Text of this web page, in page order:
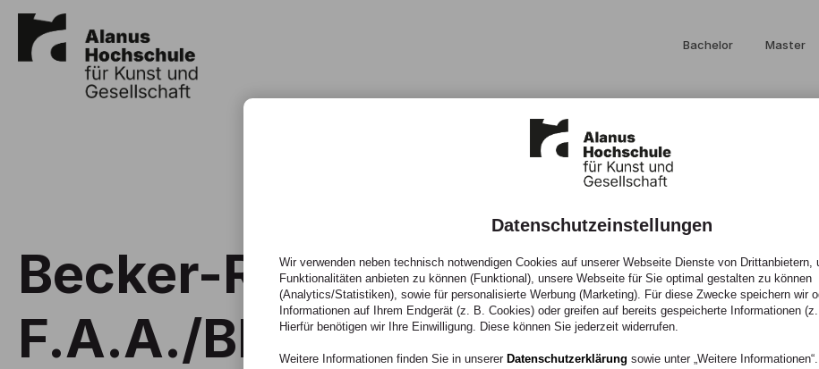
Bachelor Master
Becker-Ritterspach,
F.A.A./Blazejewski, S. (2016)
Datenschutzeinstellungen
Wir verwenden neben technisch notwendigen Cookies auf unserer Webseite Dienste von Drittanbietern,
Funktionalitäten anbieten zu können (Funktional), unsere Webseite für Sie optimal gestalten zu können
(Analytics/Statistiken), sowie für personalisierte Werbung (Marketing). Für diese Zwecke speichern wir
Informationen auf Ihrem Endgerät (z. B. Cookies) oder greifen auf bereits gespeicherte Informationen
Hierfür benötigen wir Ihre Einwilligung. Diese können Sie jederzeit widerrufen.
Weitere Informationen finden Sie in unserer Datenschutzerklärung sowie unter „Weitere